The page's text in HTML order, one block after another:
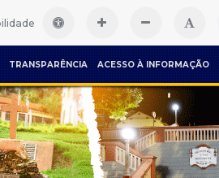
TRANSPARÊNCIA ACESSO À INFORMAÇÃO